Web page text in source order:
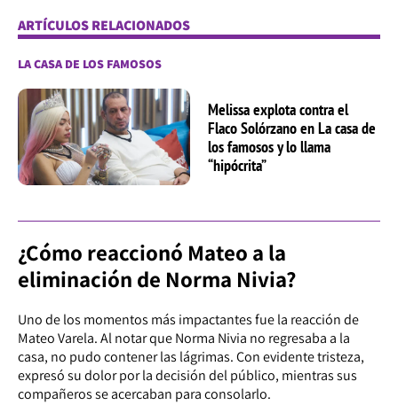
ARTÍCULOS RELACIONADOS
LA CASA DE LOS FAMOSOS
Melissa explota contra el
Flaco Solórzano en La casa de
los famosos y lo llama
“hipócrita”
¿Cómo reaccionó Mateo a la
eliminación de Norma Nivia?
Uno de los momentos más impactantes fue la reacción de
Mateo Varela. Al notar que Norma Nivia no regresaba a la
casa, no pudo contener las lágrimas. Con evidente tristeza,
expresó su dolor por la decisión del público, mientras sus
compañeros se acercaban para consolarlo.